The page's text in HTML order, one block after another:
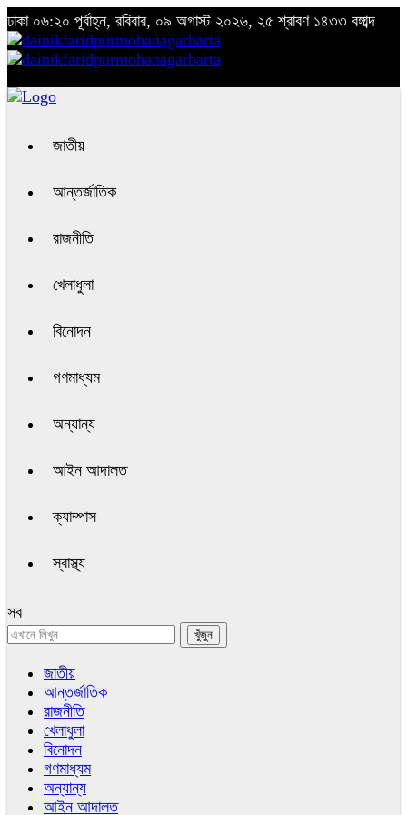
ঢাকা ০৬:২০ পূর্বাহ্ন, রবিবার, ০৯ অগাস্ট ২০২৬, ২৫ শ্রাবণ ১৪৩৩ বঙ্গাব্দ
জাতীয়
আন্তর্জাতিক
রাজনীতি
খেলাধুলা
বিনোদন
গণমাধ্যম
অন্যান্য
আইন আদালত
ক্যাম্পাস
স্বাস্থ্য
সব
জাতীয়
আন্তর্জাতিক
রাজনীতি
খেলাধুলা
বিনোদন
গণমাধ্যম
অন্যান্য
আইন আদালত